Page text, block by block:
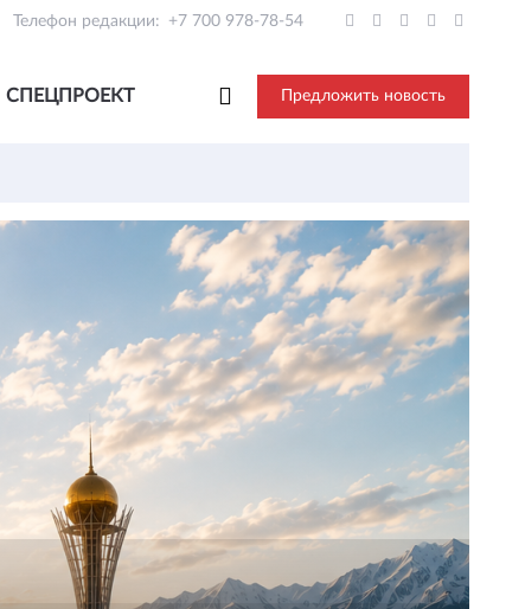
Телефон редакции: +7 700 978-78-54
СПЕЦПРОЕКТ Предложить новость